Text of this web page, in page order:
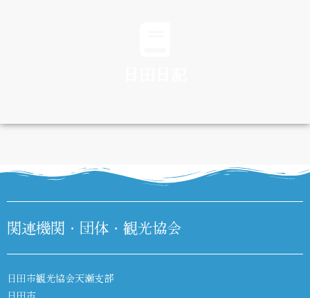
DIARY
関連機関・団体・観光協会
日田市観光協会天瀬支部